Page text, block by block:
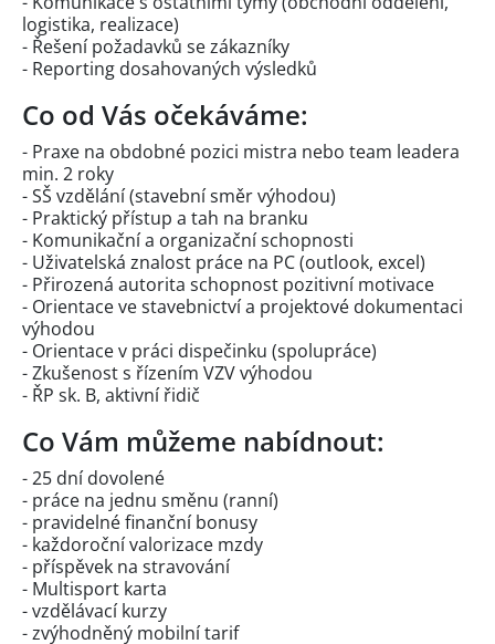
logistika, realizace)
- Řešení požadavků se zákazníky
- Reporting dosahovaných výsledků
Co od Vás očekáváme:
- Praxe na obdobné pozici mistra nebo team leadera
min. 2 roky
- SŠ vzdělání (stavební směr výhodou)
- Praktický přístup a tah na branku
- Komunikační a organizační schopnosti
- Uživatelská znalost práce na PC (outlook, excel)
- Přirozená autorita schopnost pozitivní motivace
- Orientace ve stavebnictví a projektové dokumentaci
výhodou
- Orientace v práci dispečinku (spolupráce)
- Zkušenost s řízením VZV výhodou
- ŘP sk. B, aktivní řidič
Co Vám můžeme nabídnout:
- 25 dní dovolené
- práce na jednu směnu (ranní)
- pravidelné finanční bonusy
- každoroční valorizace mzdy
- příspěvek na stravování
- Multisport karta
- vzdělávací kurzy
- zvýhodněný mobilní tarif